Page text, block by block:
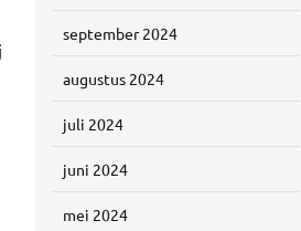
september 2024
augustus 2024
juli 2024
juni 2024
mei 2024